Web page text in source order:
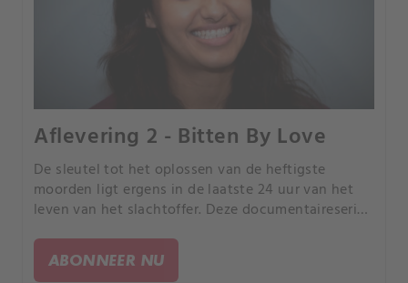
Aflevering 2 - Bitten By Love
De sleutel tot het oplossen van de heftigste
moorden ligt ergens in de laatste 24 uur van het
leven van het slachtoffer. Deze documentaireserie
de gebeurtenissen in elkaar proberen te zetten.
ABONNEER NU